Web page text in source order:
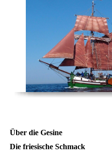
Über die Gesine
Die friesische Schmack